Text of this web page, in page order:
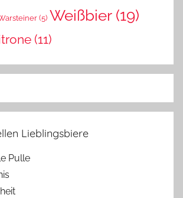
(5) Weißbier(19)
(11)
Lieblingsbiere
Pulle